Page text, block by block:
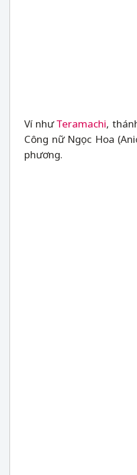
Ví nhưTeramachi,
Công nữ Ngọc Hoa
phương.